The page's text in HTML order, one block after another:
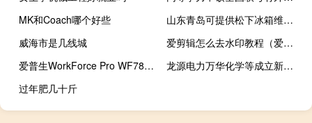
MK和Coach哪个好些
山东青岛可提供松下冰箱维修服务地址在哪
威海市是几线城
爱剪辑怎么去水印教程（爱剪辑怎么去水印）
爱普生WorkForce Pro WF7820无线宽幅一体打印机评测
龙源电力万华化学等成立新能源公司
过年肥几十斤